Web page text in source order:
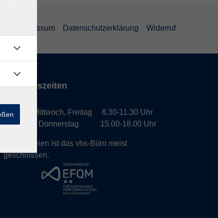
Impressum Datenschutzerklärung Widerruf
Öffnungszeiten
Montag, Mittwoch, Freitag 8.30-11.30 Uhr
Dienstag, Donnerstag 15.00-18.00 Uhr
In den Ferien ist das vhs-Büro meist
geschlossen.